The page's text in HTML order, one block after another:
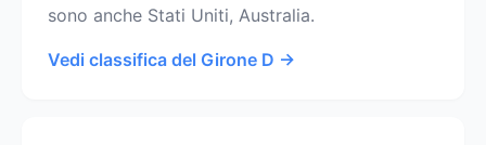
sono anche Stati Uniti, Australia.
Vedi classifica del Girone D →